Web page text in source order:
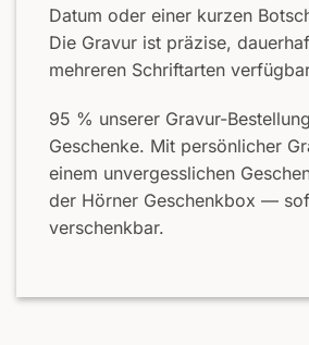
Datum oder einer kurzen
Die Gravur ist präzise,
mehreren Schriftarten
95 % unserer Gravur-
Geschenke. Mit persönlicher
einem unvergesslichen
der Hörner Geschenkbox —
verschenkbar.